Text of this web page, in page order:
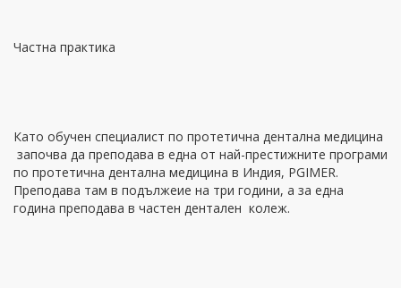
Частна практика
Като обучен специалист по протетична дентална медицина
започва да преподава в една от най-престижните програми
по протетична дентална медицина в Индия, PGIMER.
Преподава там в подължеие на три години, а за една
година преподава в частен дентален колеж.